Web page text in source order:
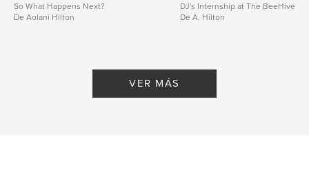
So What Happens Next?
De Aolani Hilton
DJ's Internship at The BeeHive
De A. Hilton
VER MÁS